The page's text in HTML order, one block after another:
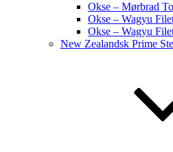
Okse – Mørbrad
Okse – Wagyu
Okse – Wagyu
New Zealandsk Prime